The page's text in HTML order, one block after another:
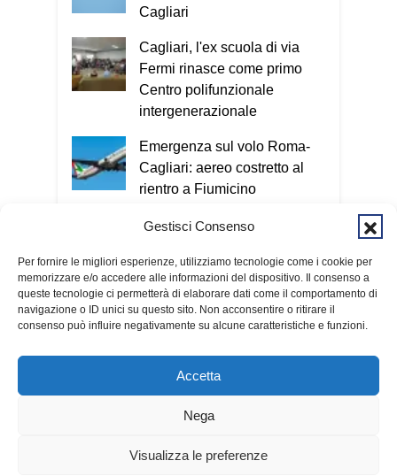
Gestisci Consenso
Per fornire le migliori esperienze, utilizziamo tecnologie come i cookie per
memorizzare e/o accedere alle informazioni del dispositivo. Il consenso a
queste tecnologie ci permetterà di elaborare dati come il comportamento di
navigazione o ID unici su questo sito. Non acconsentire o ritirare il
consenso può influire negativamente su alcune caratteristiche e funzioni.
Accetta
Nega
Visualizza le preferenze
Cagliari
Cagliari, l'ex scuola di via
Fermi rinasce come primo
Centro polifunzionale
intergenerazionale
Emergenza sul volo Roma-
Cagliari: aereo costretto al
rientro a Fiumicino
Assemini, weekend tra satira,
Guzzanti e un omaggio a
Davide Pils
© 2026 Fondazione Kalaritana Media